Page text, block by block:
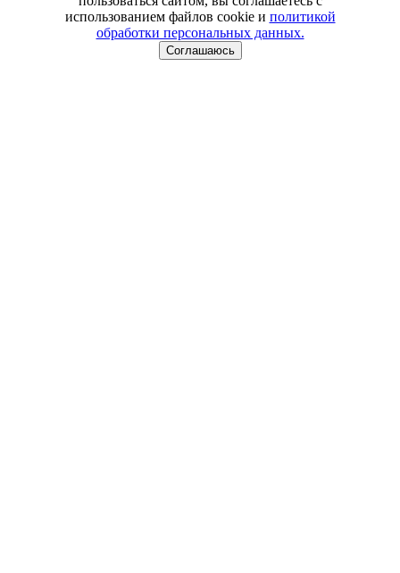
использованием файлов cookie и политикой
обработки персональных данных.
Соглашаюсь